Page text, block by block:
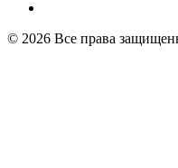
© 2026 Все права